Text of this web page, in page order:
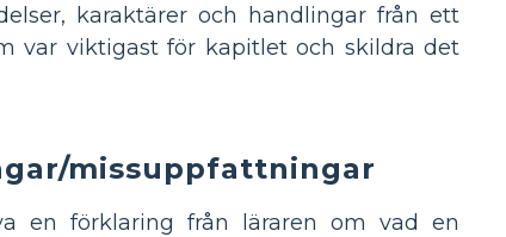
karaktärer och handlingar från ett
var viktigast för kapitlet och skildra det
missuppfattningar
en förklaring från läraren om vad en